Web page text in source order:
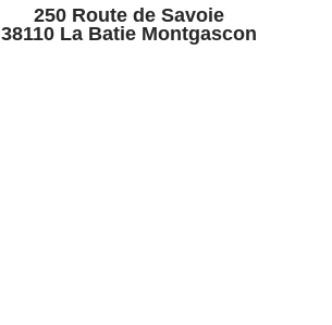
250 Route de Savoie
38110 La Batie Montgascon